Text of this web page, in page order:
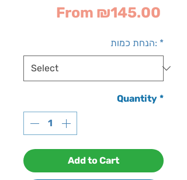
From ₪145.00
הנחת כמות: *
Quantity *
Add to Cart